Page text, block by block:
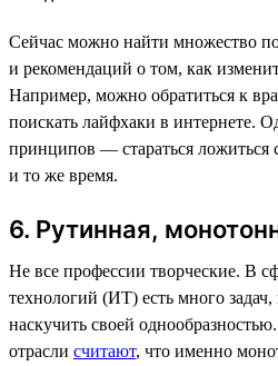
Сейчас можно найти множество
и рекомендаций о том, как
Например, можно обратиться к
поискать лайфхаки в интернете.
принципов — стараться ложиться
и то же время.
6. Рутинная,
Не все профессии творческие. В
технологий (ИТ) есть много
наскучить своей
отрасли считают, что именно